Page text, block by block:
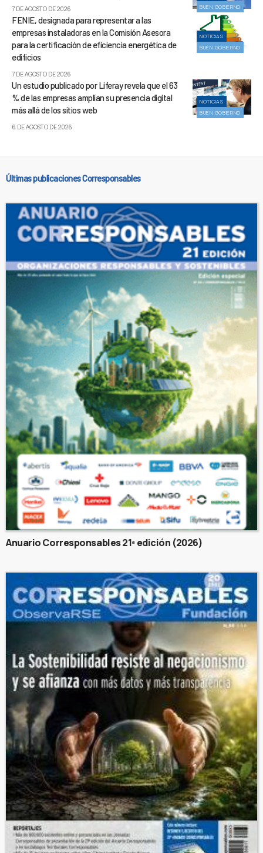
BUEN GOBIERNO
7 DE AGOSTO DE 2026
NOTICIAS
BUEN GOBIERNO
FENIE, designada para representar a las
empresas instaladoras en la Comisión Asesora
para la certificación de eficiencia energética de
edificios
7 DE AGOSTO DE 2026
NOTICIAS
BUEN GOBIERNO
Un estudio publicado por Liferay revela que el 63
% de las empresas amplían su presencia digital
más allá de los sitios web
6 DE AGOSTO DE 2026
Últimas publicaciones Corresponsables
Anuario Corresponsables 21ª edición (2026)